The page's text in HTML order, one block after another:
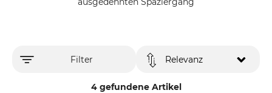
Filter
4 gefundene Artikel
Relevanz